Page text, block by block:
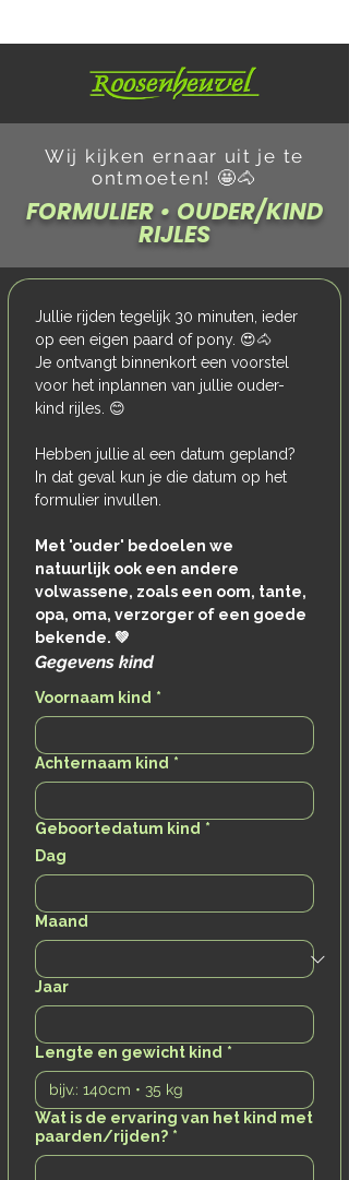
Wij kijken ernaar uit je te
ontmoeten! 🤩🐴
FORMULIER • OUDER/KIND
RIJLES
Jullie rijden tegelijk 30 minuten, ieder
op een eigen paard of pony. 😍🐴
Je ontvangt binnenkort een voorstel
voor het inplannen van jullie ouder-
kind rijles. 😊
Hebben jullie al een datum gepland?
In dat geval kun je die datum op het
formulier invullen.
Met 'ouder' bedoelen we
natuurlijk ook een andere
volwassene, zoals een oom, tante,
opa, oma, verzorger of een goede
Gegevens kind
Voornaam kind *
Achternaam kind *
Geboortedatum kind *
Dag
Maand
Jaar
Lengte en gewicht kind *
Wat is de ervaring van het kind met
paarden/rijden? *